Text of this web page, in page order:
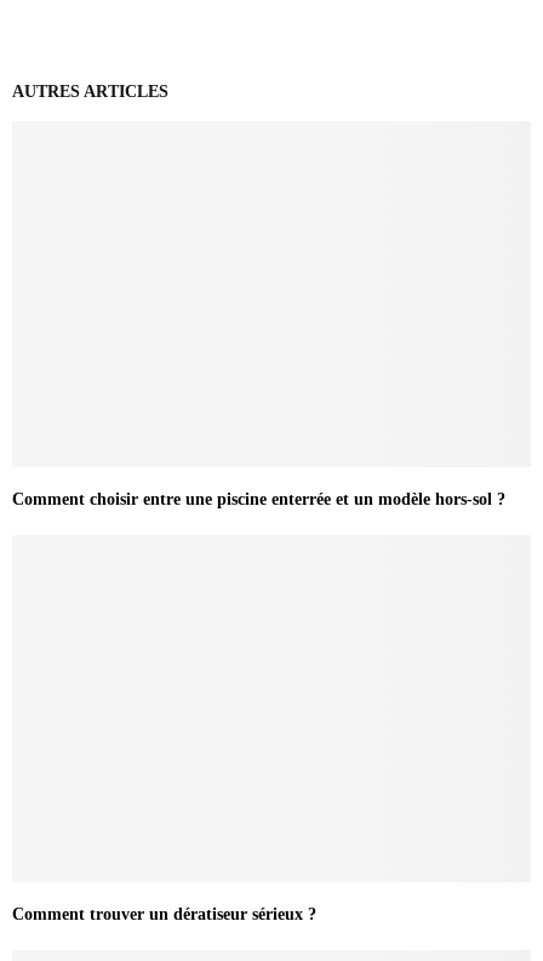
AUTRES ARTICLES
Comment choisir entre une piscine enterrée et un modèle hors-sol ?
Comment trouver un dératiseur sérieux ?